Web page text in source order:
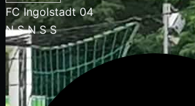
FC Ingolstadt 04
NSNSS